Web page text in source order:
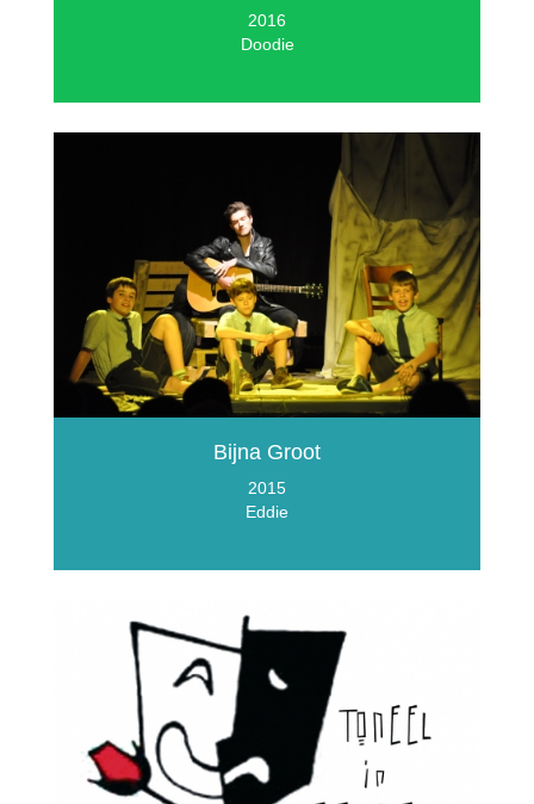
2016
Doodie
Bijna Groot
2015
Eddie